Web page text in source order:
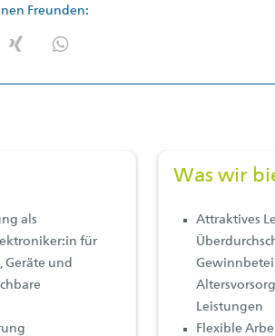
Freunden:
Xing WhatsApp
als
für
und
Was wir
Attraktives
Leistungen
Flexible